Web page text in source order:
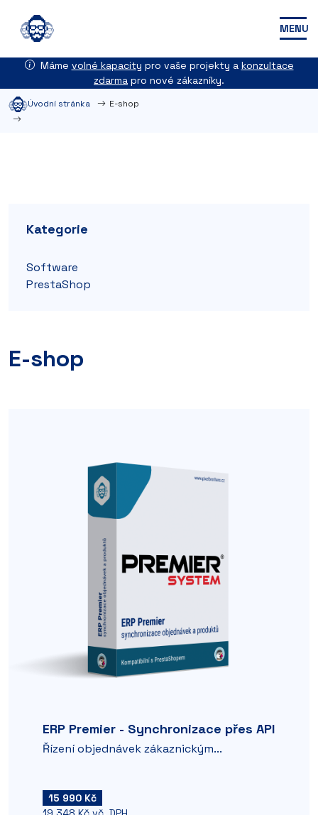
Máme volné kapacity pro vaše projekty a konzultace
zdarma pro nové zákazníky.
MENU
Úvodní stránka E-shop
E-shop
ERP Premier - Synchronizace přes API
Řízení objednávek zákaznickým...
15 990 Kč
Kategorie
Software
PrestaShop